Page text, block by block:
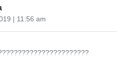
| 11:56 am